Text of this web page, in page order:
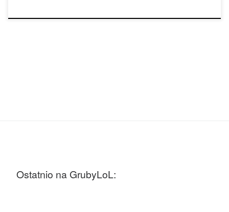
Ostatnio na GrubyLoL: